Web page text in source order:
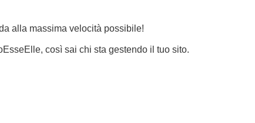
alla massima velocità possibile!
così sai chi sta gestendo il tuo sito.